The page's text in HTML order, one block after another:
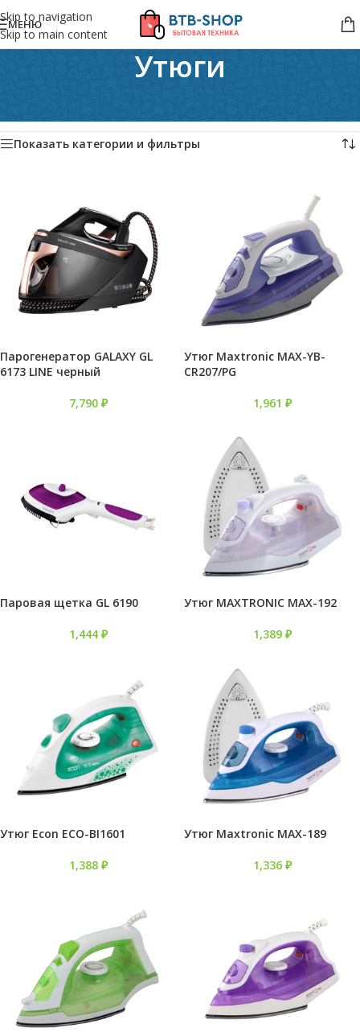
Skip to navigation
Skip to main content
МЕНЮ
Утюги
Показать категории и фильтры
Парогенератор GALAXY GL
6173 LINE черный
7,790 ₽
Утюг Maxtronic MAX-YB-
CR207/PG
1,961 ₽
Паровая щетка GL 6190
1,444 ₽
Утюг MAXTRONIC MAX-192
1,389 ₽
Утюг Econ ECO-BI1601
1,388 ₽
Утюг Maxtronic MAX-189
1,336 ₽